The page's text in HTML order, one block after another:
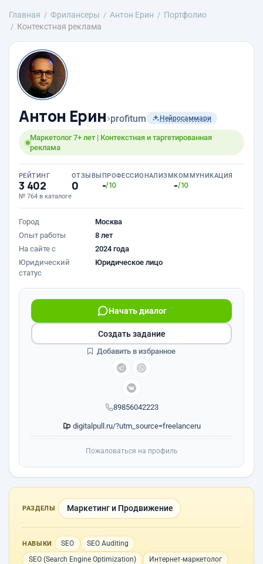
Главная Фрилансеры Антон Ерин
Портфолио
Контекстная реклама
Антон Ерин›profitum Нейросаммари
Маркетолог 7+ лет | Контекстная и таргетированная
реклама
РЕЙТИНГ
3 402
№ 764 в каталоге
ОТЗЫВЫ
0
ПРОФЕССИОНАЛИЗМ
-/10
КОММУНИКАЦИЯ
-/10
Город
Москва
Опыт работы
8 лет
На сайте с
2024 года
Юридический
статус
Юридическое лицо
89856042223
Начать диалог
digitalpull.ru/?utm_source=freelanceru
Создать задание
Добавить в избранное
Пожаловаться на профиль
РАЗДЕЛЫ Маркетинг и Продвижение
НАВЫКИ SEO
SEO Auditing
SEO (Search Engine Optimization)
Интернет-маркетолог